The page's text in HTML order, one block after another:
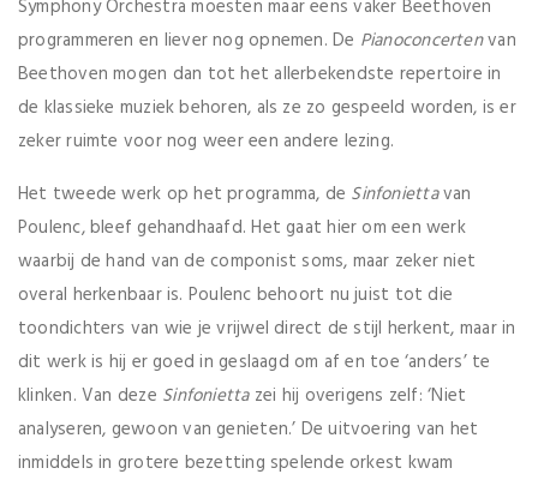
Symphony Orchestra moesten maar eens vaker Beethoven
programmeren en liever nog opnemen. De Pianoconcertenvan
Beethoven mogen dan tot het allerbekendste repertoire in
de klassieke muziek behoren, als ze zo gespeeld worden, is er
zeker ruimte voor nog weer een andere lezing.
Het tweede werk op het programma, de Sinfoniettavan
Poulenc, bleef gehandhaafd. Het gaat hier om een werk
waarbij de hand van de componist soms, maar zeker niet
overal herkenbaar is. Poulenc behoort nu juist tot die
toondichters van wie je vrijwel direct de stijl herkent, maar in
dit werk is hij er goed in geslaagd om af en toe ‘anders’ te
klinken. Van deze Sinfoniettazei hij overigens zelf: ‘Niet
analyseren, gewoon van genieten.’ De uitvoering van het
inmiddels in grotere bezetting spelende orkest kwam